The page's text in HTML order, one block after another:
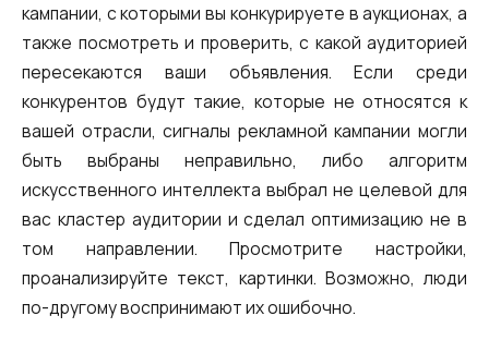
кампании, с которыми вы конкурируете в аукционах, а
также посмотреть и проверить, с какой аудиторией
пересекаются ваши объявления. Если среди
конкурентов будут такие, которые не относятся к
вашей отрасли, сигналы рекламной кампании могли
быть выбраны неправильно, либо алгоритм
искусственного интеллекта выбрал не целевой для
вас кластер аудитории и сделал оптимизацию не в
том направлении. Просмотрите настройки,
проанализируйте текст, картинки. Возможно, люди
по-другому воспринимают их ошибочно.